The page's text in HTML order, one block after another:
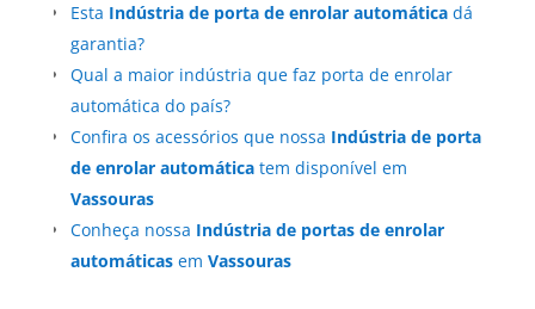
Esta Indústria de porta de enrolar automáticadá
garantia?
Qual a maior indústria que faz porta de enrolar
automática do país?
Confira os acessórios que nossa Indústria de porta
de enrolar automáticatem disponível em
Vassouras
Conheça nossa Indústria de portas de enrolar
automáticasem Vassouras